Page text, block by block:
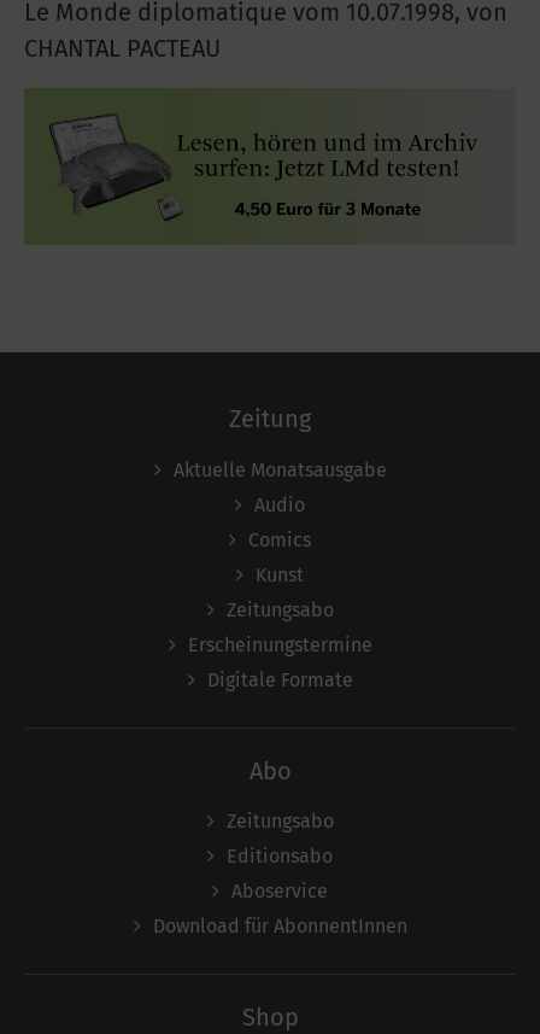
Le Monde diplomatique vom 10.07.1998, von
CHANTAL PACTEAU
Zeitung
Aktuelle Monatsausgabe
Audio
Comics
Kunst
Zeitungsabo
Erscheinungstermine
Digitale Formate
Abo
Zeitungsabo
Editionsabo
Aboservice
Download für AbonnentInnen
Shop